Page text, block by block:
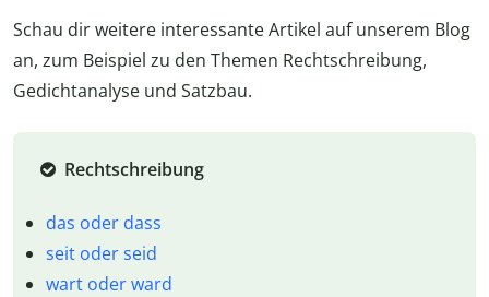
Schau dir weitere interessante Artikel auf unserem Blog
an, zum Beispiel zu den Themen Rechtschreibung,
Gedichtanalyse und Satzbau.
Rechtschreibung
das oder dass
seit oder seid
wart oder ward